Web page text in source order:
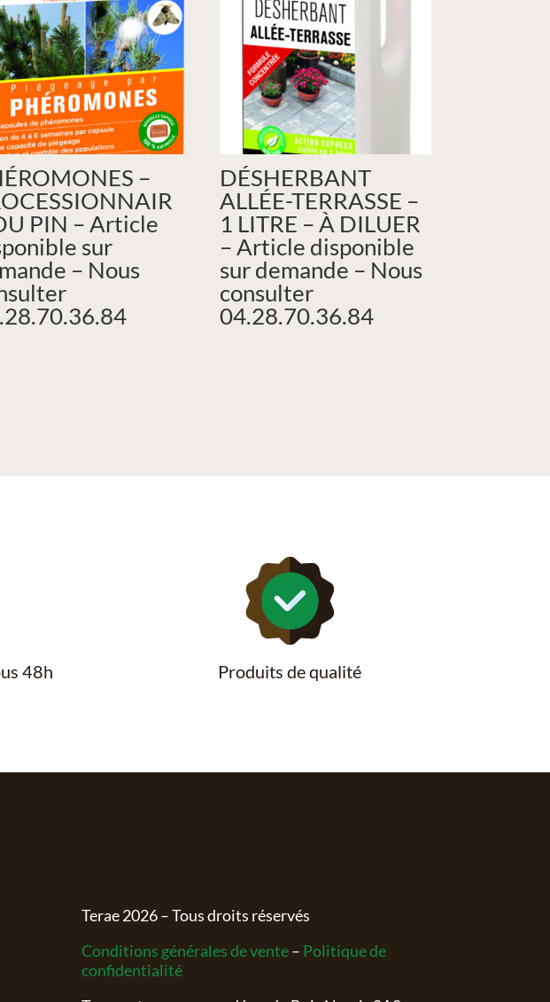
–
PIN – Article
sur
– Nous
DÉSHERBANT
ALLÉE-TERRASSE –
1 LITRE – À DILUER
– Article disponible
sur demande – Nous
consulter
04.28.70.36.84
48h Produits de qualité
Terae2026– Tous droits réservés
Conditions générales de vente– Politique de
confidentialité